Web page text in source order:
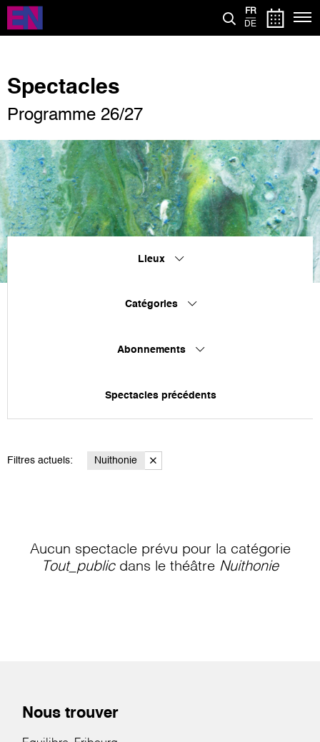
Aller
contenu
FR
DE
Spectacles
Programme 26/27
Lieux
Catégories
Abonnements
Spectacles précédents
Filtres actuels: Nuithonie
Aucun spectacle prévu pour la catégorie
Tout_publicdans le théâtre Nuithonie
Nous trouver